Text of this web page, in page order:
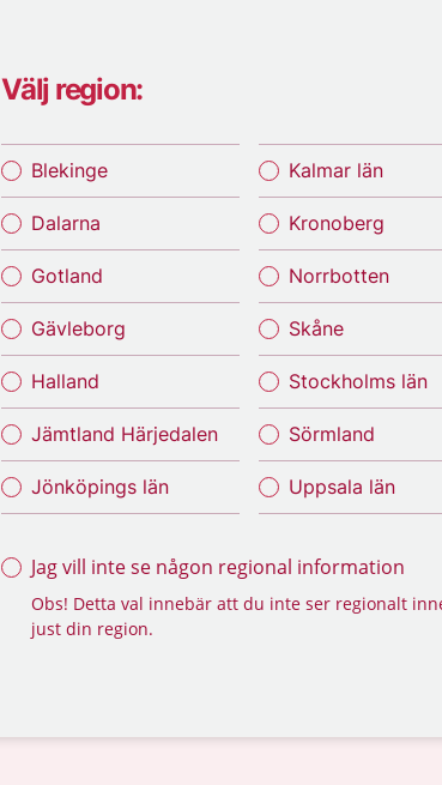
Välj region:
Blekinge
Dalarna
Gotland
Gävleborg
Halland
Jämtland Härjedalen
Jönköpings län
Kalmar län
Kronoberg
Norrbotten
Skåne
Stockholms län
Sörmland
Uppsala län
Jag vill inte se någon regional information
Obs! Detta val innebär att du inte ser regionalt
just din region.